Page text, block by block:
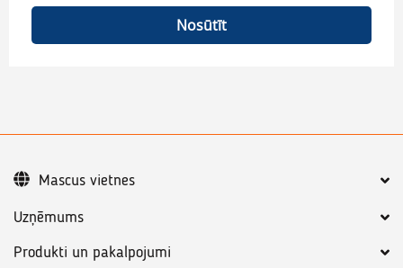
Nosūtīt
Uzņēmums
Produkti un pakalpojumi
Mascus vietnes